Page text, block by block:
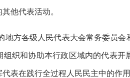
他代表活动。
地方各级人民代表大会常务委员
组织和协助本行政区域内的代表
表在践行全过程人民民主中的作